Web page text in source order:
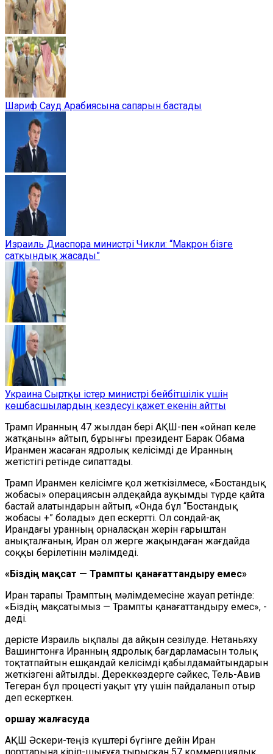
Шариф Сауд Арабиясына сапарын бастады
Израиль Диаспора министрі Чикли: “Макрон бізге
сатқындық жасады”
Украина Сыртқы істер министрі бейбітшілік үшін
көшбасшылардың кездесуі қажет екенін айтты
Трамп Иранның 47 жылдан бері АҚШ-пен «ойнап келе
жатқанын» айтып, бұрынғы президент Барак Обама
Иранмен жасаған ядролық келісімді де Иранның
жетістігі ретінде сипаттады.
Трамп Иранмен келісімге қол жеткізілмесе, «Бостандық
жобасы» операциясын әлдеқайда ауқымды түрде қайта
бастай алатындарын айтып, «Онда бұл “Бостандық
жобасы +” болады» деп ескертті. Ол сондай-ақ
Ирандағы уранның орналасқан жерін ғарыштан
анықталғанын, Иран ол жерге жақындаған жағдайда
соққы берілетінін мәлімдеді.
«Біздің мақсат — Трампты қанағаттандыру емес»
Иран тарапы Трамптың мәлімдемесіне жауап ретінде:
«Біздің мақсатымыз — Трампты қанағаттандыру емес», -
деді.
Үдерісте Израиль ықпалы да айқын сезілуде. Нетаньяху
Вашингтонға Иранның ядролық бағдарламасын толық
тоқтатпайтын ешқандай келісімді қабылдамайтындарын
жеткізгені айтылды. Дереккөздерге сәйкес, Тель-Авив
Тегеран бұл процесті уақыт ұту үшін пайдаланып отыр
деп ескерткен.
Қоршау жалғасуда
АҚШ Әскери-теңіз күштері бүгінге дейін Иран